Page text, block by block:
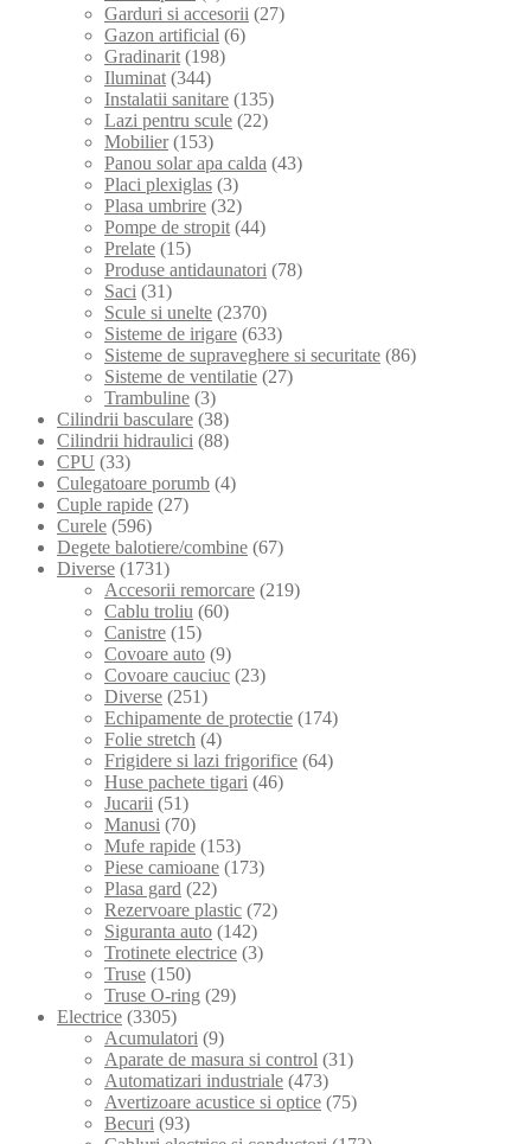
Garduri si accesorii (27)
Gazon artificial (6)
Gradinarit (198)
Iluminat (344)
Instalatii sanitare (135)
Lazi pentru scule (22)
Mobilier (153)
Panou solar apa calda (43)
Placi plexiglas (3)
Plasa umbrire (32)
Pompe de stropit (44)
Prelate (15)
Produse antidaunatori (78)
Saci (31)
Scule si unelte (2370)
Sisteme de irigare (633)
Sisteme de supraveghere si securitate (86)
Sisteme de ventilatie (27)
Trambuline (3)
Cilindrii basculare (38)
Cilindrii hidraulici (88)
CPU (33)
Culegatoare porumb (4)
Cuple rapide (27)
Curele (596)
Degete balotiere/combine (67)
Diverse (1731)
Accesorii remorcare (219)
Cablu troliu (60)
Canistre (15)
Covoare auto (9)
Covoare cauciuc (23)
Diverse (251)
Echipamente de protectie (174)
Folie stretch (4)
Frigidere si lazi frigorifice (64)
Huse pachete tigari (46)
Jucarii (51)
Manusi (70)
Mufe rapide (153)
Piese camioane (173)
Plasa gard (22)
Rezervoare plastic (72)
Siguranta auto (142)
Trotinete electrice (3)
Truse (150)
Truse O-ring (29)
Electrice (3305)
Acumulatori (9)
Aparate de masura si control (31)
Automatizari industriale (473)
Avertizoare acustice si optice (75)
Becuri (93)